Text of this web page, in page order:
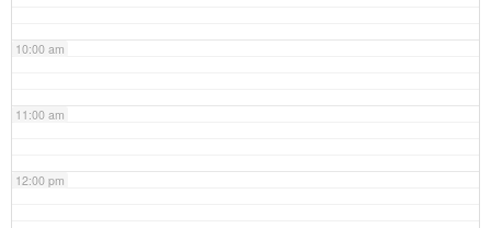
10:00 am
11:00 am
12:00 pm